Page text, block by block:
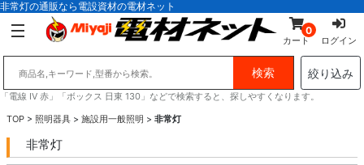
非常灯の通販なら電設資材の電材ネット
0
カート ログイン
絞り込み
「電線 IV 赤」「ボックス 日東 130」などで検索すると、探しやすくなります。
TOP > 照明器具 > 施設用一般照明 > 非常灯
非常灯